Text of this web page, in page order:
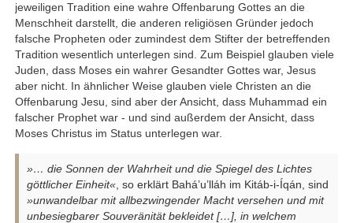
jeweiligen Tradition eine wahre Offenbarung Gottes an die
Menschheit darstellt, die anderen religiösen Gründer jedoch
falsche Propheten oder zumindest dem Stifter der betreffenden
Tradition wesentlich unterlegen sind. Zum Beispiel glauben viele
Juden, dass Moses ein wahrer Gesandter Gottes war, Jesus
aber nicht. In ähnlicher Weise glauben viele Christen an die
Offenbarung Jesu, sind aber der Ansicht, dass Muhammad ein
falscher Prophet war - und sind außerdem der Ansicht, dass
Moses Christus im Status unterlegen war.
»… die Sonnen der Wahrheit und die Spiegel des Lichtes
göttlicher Einheit« , so erklärt Bahá’u’lláh im Kitáb-i-Íqán, sind
»unwandelbar mit allbezwingender Macht versehen und mit
unbesiegbarer Souveränität bekleidet […], in welchem